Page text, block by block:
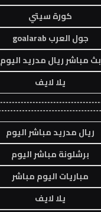
كورة سيتي
جول العرب goalarab
بث مباشر ريال مدريد اليوم
يلا لايف
ريال مدريد مباشر اليوم
برشلونة مباشر اليوم
مباريات اليوم مباشر
يلا لايف